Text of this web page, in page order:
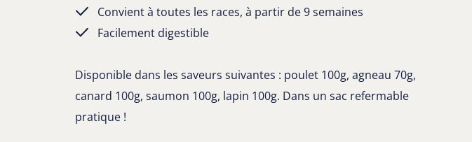
Convient à toutes les races, à partir de 9 semaines
Facilement digestible
Disponible dans les saveurs suivantes : poulet 100g, agneau 70g,
canard 100g, saumon 100g, lapin 100g. Dans un sac refermable
pratique !